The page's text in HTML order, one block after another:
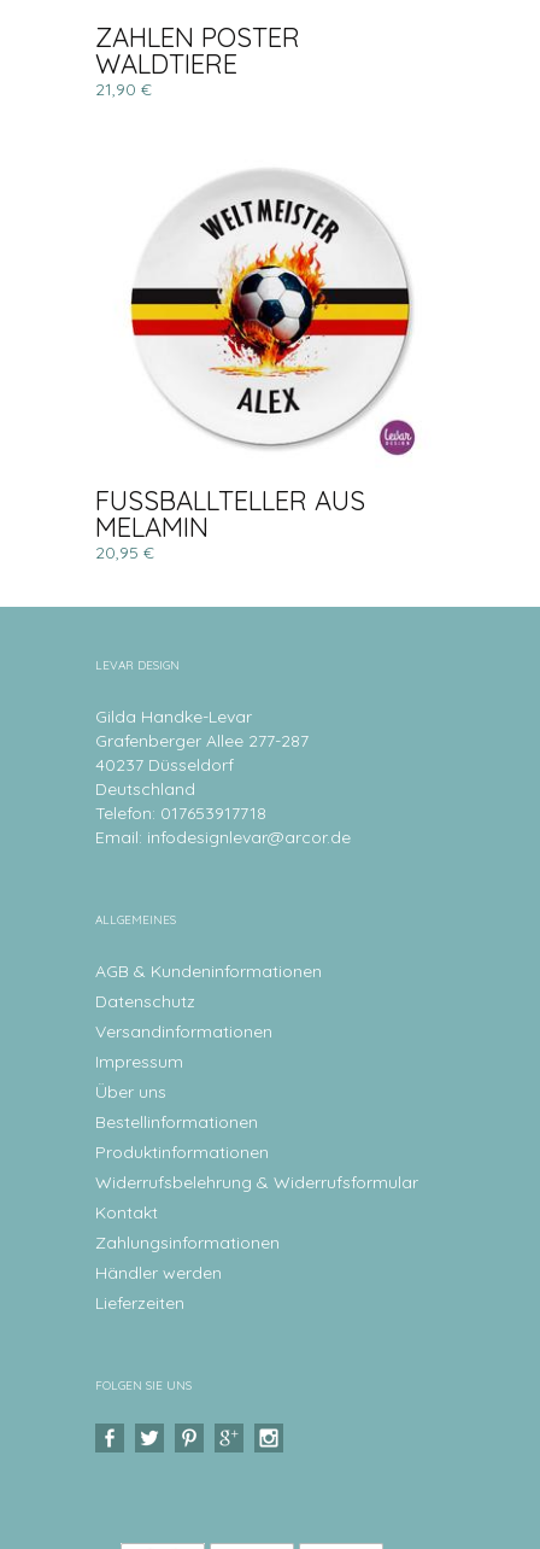
ZAHLEN POSTER
WALDTIERE
21,90 €
FUSSBALLTELLER AUS
MELAMIN
20,95 €
LEVAR DESIGN
Gilda Handke-Levar
Grafenberger Allee 277-287
40237 Düsseldorf
Deutschland
Telefon: 017653917718
Email: infodesignlevar@arcor.de
ALLGEMEINES
AGB & Kundeninformationen
Datenschutz
Versandinformationen
Impressum
Über uns
Bestellinformationen
Produktinformationen
Widerrufsbelehrung & Widerrufsformular
Kontakt
Zahlungsinformationen
Händler werden
Lieferzeiten
FOLGEN SIE UNS